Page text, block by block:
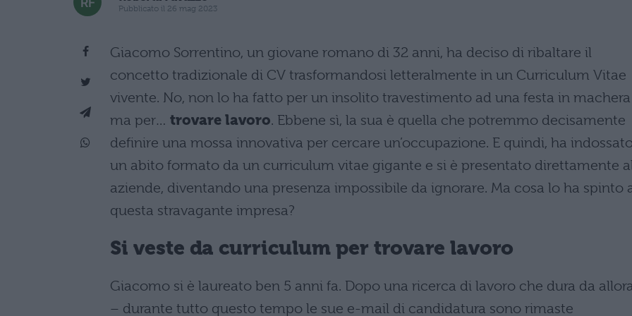
Pubblicato il 26 mag 2023
Giacomo Sorrentino, un giovane romano di 32 anni, ha deciso di ribaltare il
concetto tradizionale di CV trasformandosi letteralmente in un Curriculum Vitae
vivente. No, non lo ha fatto per un insolito travestimento ad una festa in machera
ma per… trovare lavoro. Ebbene sì, la sua è quella che potremmo decisamente
definire una mossa innovativa per cercare un’occupazione. E quindi, ha indossato
un abito formato da un curriculum vitae gigante e si è presentato direttamente
aziende, diventando una presenza impossibile da ignorare. Ma cosa lo ha spinto
questa stravagante impresa?
Si veste da curriculum per trovare lavoro
Giacomo si è laureato ben 5 anni fa. Dopo una ricerca di lavoro che dura da
– durante tutto questo tempo le sue e-mail di candidatura sono rimaste